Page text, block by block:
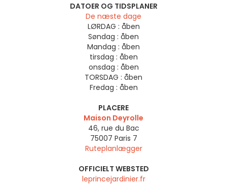
DATOER OG TIDSPLANER
De næste dage
LØRDAG : åben
Søndag : åben
Mandag : åben
tirsdag : åben
onsdag : åben
TORSDAG : åben
Fredag : åben
PLACERE
Maison Deyrolle
46, rue du Bac
75007 Paris 7
Ruteplanlægger
OFFICIELT WEBSTED
leprincejardinier.fr